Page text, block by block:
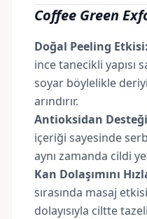
Coffee Green
Doğal Peeling Etkisi:
ince tanecikli yapısı
soyar böylelikle
arındırır.
Antioksidan
içeriği sayesinde
aynı zamanda cildi
Kan Dolaşımını
sırasında masaj
dolayısıyla ciltte